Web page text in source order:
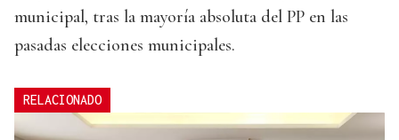
municipal, tras la mayoría absoluta del PP en las
pasadas elecciones municipales.
RELACIONADO